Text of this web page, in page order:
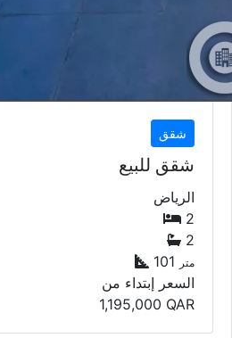
شقق
شقق للبيع
الرياض
2
2
101
متر
السعر إبتداء من
1,195,000 QAR